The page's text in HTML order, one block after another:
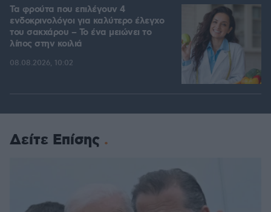
Τα φρούτα που επιλέγουν 4
ενδοκρινολόγοι για καλύτερο έλεγχο
του σακχάρου – Το ένα μειώνει το
λίπος στην κοιλιά
08.08.2026, 10:02
Δείτε Επίσης